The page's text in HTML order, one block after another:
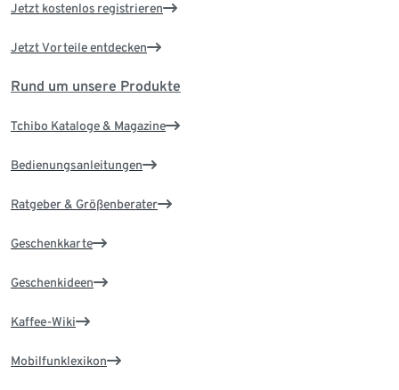
Jetzt kostenlos registrieren
Jetzt Vorteile entdecken
Rund um unsere Produkte
Tchibo Kataloge & Magazine
Bedienungsanleitungen
Ratgeber & Größenberater
Geschenkkarte
Geschenkideen
Kaffee-Wiki
Mobilfunklexikon